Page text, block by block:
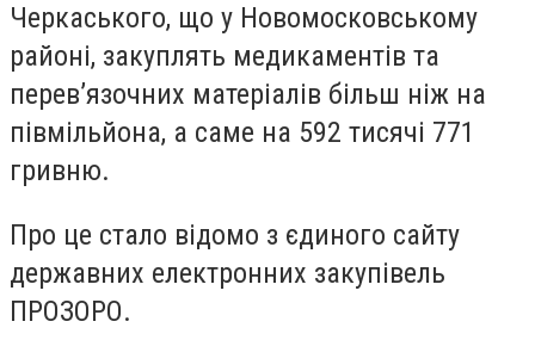
Черкаського, що у Новомосковському
районі, закуплять медикаментів та
перев’язочних матеріалів більш ніж на
півмільйона, а саме на 592 тисячі 771
гривню.
Про це стало відомо з єдиного сайту
державних електронних закупівель
ПРОЗОРО.